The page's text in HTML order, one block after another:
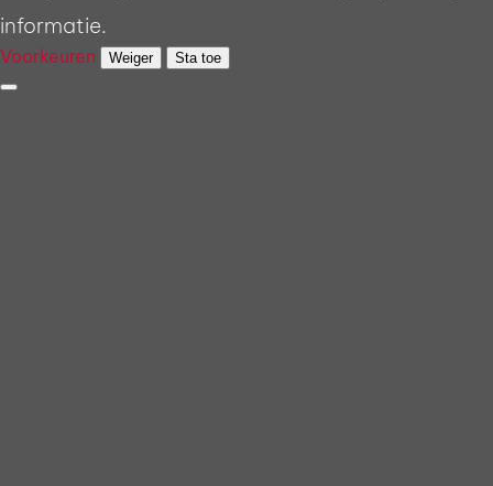
informatie.
Voorkeuren Weiger Sta toe